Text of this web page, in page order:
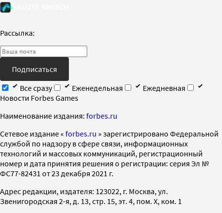
Рассылка:
Подписаться
Все сразу
Еженедельная
Ежедневная
Новости Forbes Games
Наименование издания: forbes.ru
Cетевое издание « forbes.ru » зарегистрировано Федеральной
службой по надзору в сфере связи, информационных
технологий и массовых коммуникаций, регистрационный
номер и дата принятия решения о регистрации: серия Эл №
ФС77-82431 от 23 декабря 2021 г.
Адрес редакции, издателя: 123022, г. Москва, ул.
Звенигородская 2-я, д. 13, стр. 15, эт. 4, пом. X, ком. 1